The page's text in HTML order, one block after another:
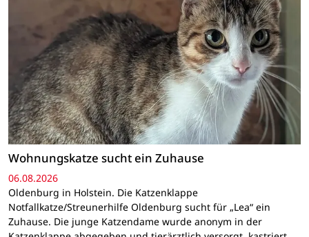
Wohnungskatze sucht ein Zuhause
06.08.2026
Oldenburg in Holstein. Die Katzenklappe
Notfallkatze/Streunerhilfe Oldenburg sucht für „Lea“ ein
Zuhause. Die junge Katzendame wurde anonym in der